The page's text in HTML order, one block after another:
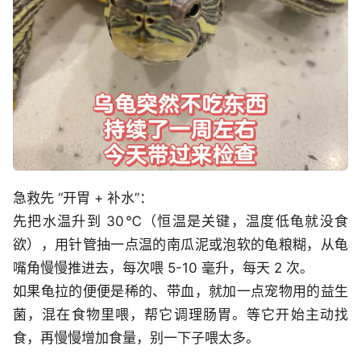
急救先 “开胃 + 补水”：
先把水温升到 30℃（恒温是关键，温度低龟就没食
欲），用针管抽一点温的南瓜泥或泡软的龟粮糊，从龟
嘴角慢慢推进去，每次喂 5-10 毫升，每天 2 次。
如果龟拉的便便是稀的、带血，就加一点宠物用的益生
菌，混在食物里喂，帮它调理肠胃。等它开始主动找
食，再慢慢增加食量，别一下子喂太多。